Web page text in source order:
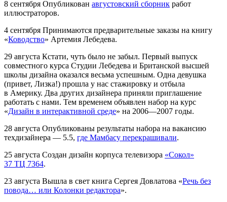
8 сентября Опубликован августовский сборник работ
иллюстраторов.
4 сентября Принимаются предварительные заказы на книгу
«Ководство» Артемия Лебедева.
29 августа Кстати, чуть было не забыл. Первый выпуск
совместного курса Студии Лебедева и Британской высшей
школы дизайна оказался весьма успешным. Одна девушка
(привет, Лизка!) прошла у нас стажировку и отбыла
в Америку. Два других дизайнера приняли приглашение
работать с нами. Тем временем объявлен набор на курс
«Дизайн в интерактивной среде» на 2006—2007 годы.
28 августа Опубликованы результаты набора на вакансию
техдизайнера — 5.5, где Мамбасу перекрашивали.
25 августа Создан дизайн корпуса телевизора «Сокол»
37 ТЦ 7364.
23 августа Вышла в свет книга Сергея Довлатова «Речь без
повода… или Колонки редактора».